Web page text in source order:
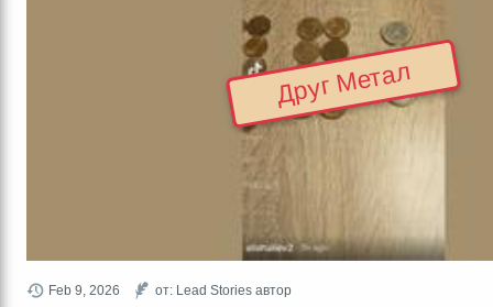
Feb 9, 2026 от: Lead Stories автор
Друг Метал